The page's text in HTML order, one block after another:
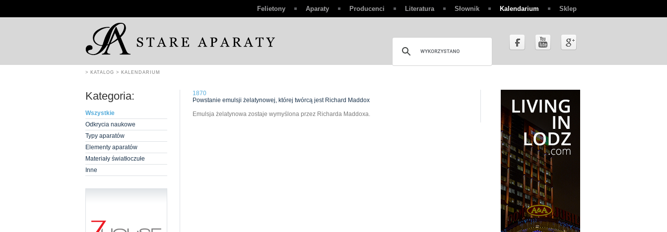
Felietony Aparaty Producenci Literatura Słownik Kalendarium Sklep
> KATALOG > KALENDARIUM
Kategoria:
Wszystkie
Odkrycia naukowe
Typy aparatów
Elementy aparatów
Materiały światłoczułe
Inne
1870
Powstanie emulsji żelatynowej, której twórcą jest Richard Maddox
Emulsja żelatynowa zostaje wymyślona przez Richarda Maddoxa.